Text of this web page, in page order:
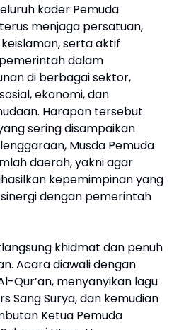
kader Pemuda
menjaga persatuan,
serta aktif
dalam
di berbagai sektor,
ekonomi, dan
Harapan tersebut
sering disampaikan
Musda Pemuda
daerah, yakni agar
kepemimpinan yang
dengan pemerintah
khidmat dan penuh
Acara diawali dengan
Qur’an, menyanyikan lagu
Sang Surya, dan kemudian
Ketua Pemuda